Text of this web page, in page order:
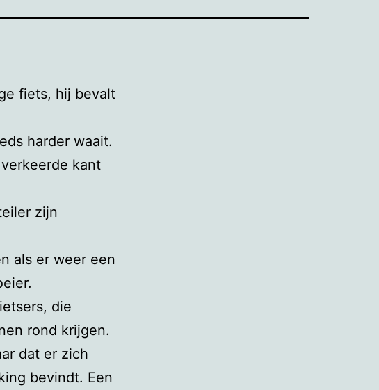
fiets, hij bevalt
harder waait.
kant
zijn
als er weer een
die
rond krijgen.
dat er zich
bevindt. Een